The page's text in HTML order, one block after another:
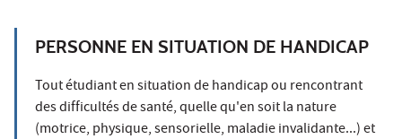
PERSONNE EN SITUATION DE HANDICAP
Tout étudiant en situation de handicap ou rencontrant
des difficultés de santé, quelle qu'en soit la nature
(motrice, physique, sensorielle, maladie invalidante...) et